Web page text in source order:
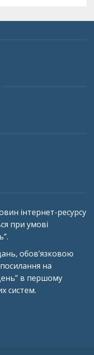
інтернет-ресурсу
при умові
обов’язковою
на
в першому
систем.